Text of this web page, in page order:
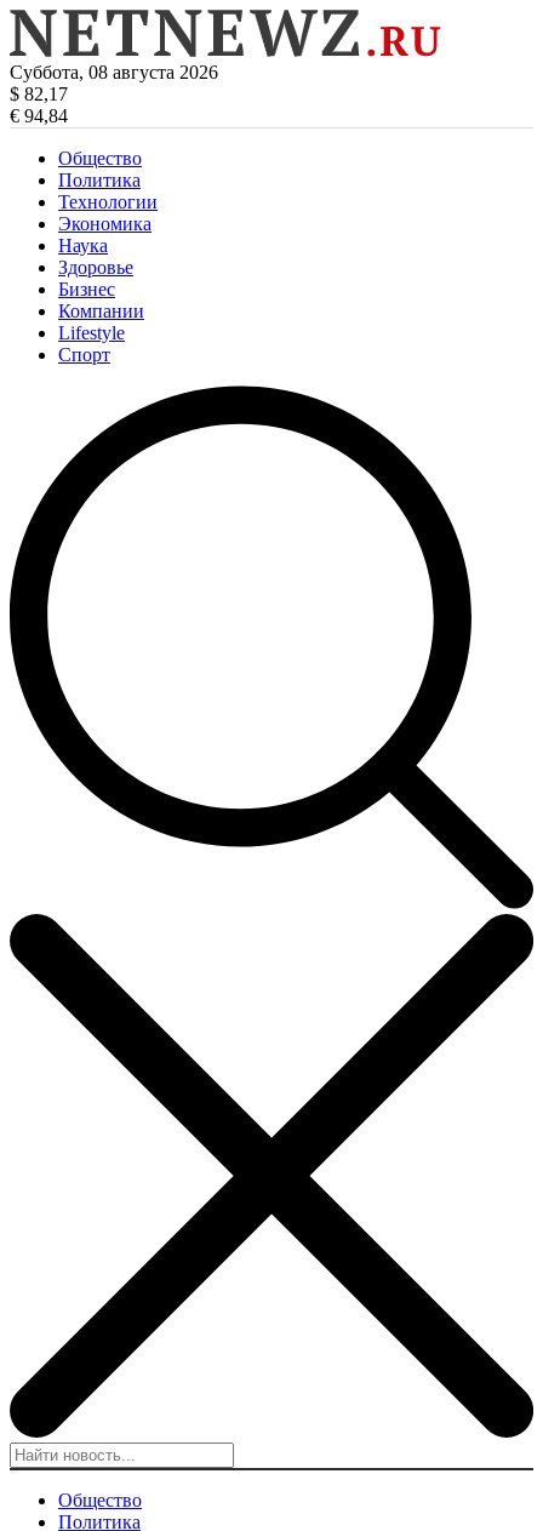
Суббота, 08 августа 2026
$ 82,17
€ 94,84
Общество
Политика
Технологии
Экономика
Наука
Здоровье
Бизнес
Компании
Lifestyle
Спорт
Общество
Политика